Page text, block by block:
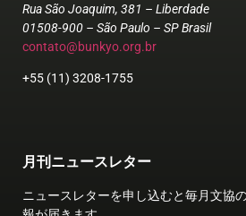
Rua São Joaquim, 381 – Liberdade
01508-900 – São Paulo – SP Brasil
contato@bunkyo.org.br
+55 (11) 3208-1755
月刊ニュースレター
ニュースレターを申し込むと毎月文協